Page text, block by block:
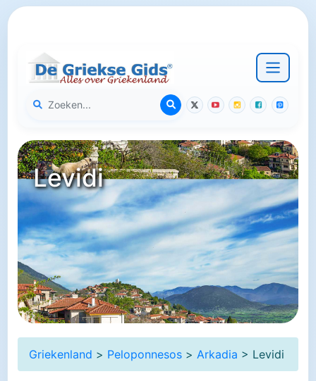
Levidi
Griekenland > Peloponnesos > Arkadia > Levidi